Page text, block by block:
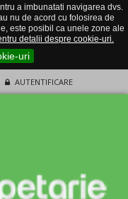
a imbunatati navigarea dvs.
nu de acord cu folosirea de
este posibil ca unele zone ale
detalii despre cookie-uri.
uri
AUTENTIFICARE